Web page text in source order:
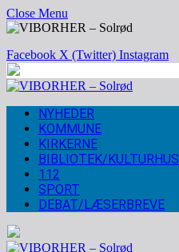
Close Menu
Facebook X (Twitter) Instagram
NYHEDER
KOMMUNE
KIRKERNE
BIBLIOTEK/KULTURHUS
112
SPORT
DEBAT/LÆSERBREVE